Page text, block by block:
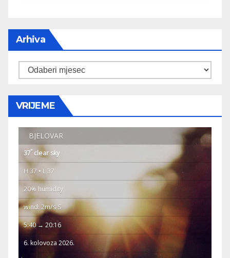
Arhiva
Arhiva
VRIJEME
BJELOVAR
37° clear sky
H 37 • L 37
20% humidity
wind: 2m/s S
5:40 → 20:16
6. kolovoza 2026.